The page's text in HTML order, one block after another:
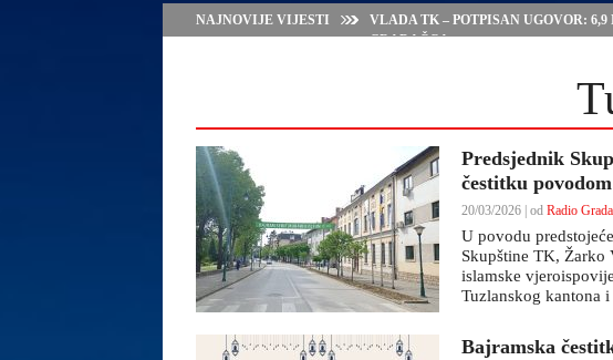
NAJNOVIJE VIJESTI
VLADA TK – POTPISAN UGOVOR:
GRADAČCA
Predsjednik
čestitku
20/03/2026 | od Radio
U povodu
Skupštine TK, Žarko
islamske
Tuzlanskog kantona
Bajramska